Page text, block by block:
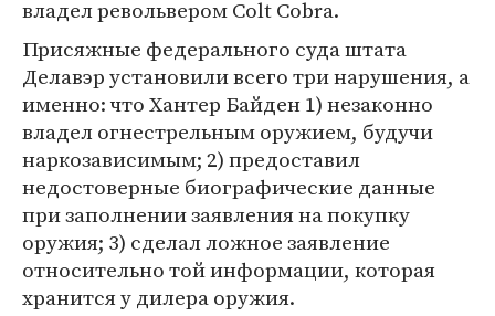
владел револьвером Colt Cobra.
Присяжные федерального суда штата
Делавэр установили всего три нарушения, а
именно: что Хантер Байден 1) незаконно
владел огнестрельным оружием, будучи
наркозависимым; 2) предоставил
недостоверные биографические данные
при заполнении заявления на покупку
оружия; 3) сделал ложное заявление
относительно той информации, которая
хранится у дилера оружия.